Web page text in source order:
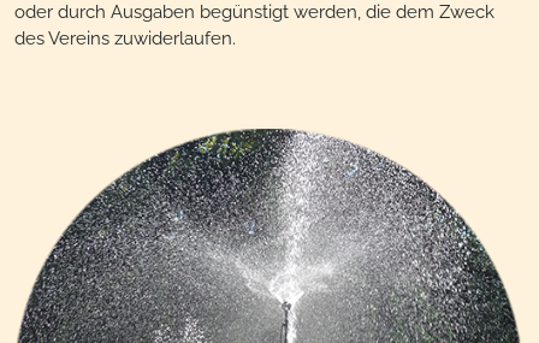
oder durch Ausgaben begünstigt werden, die dem Zweck
des Vereins zuwiderlaufen.